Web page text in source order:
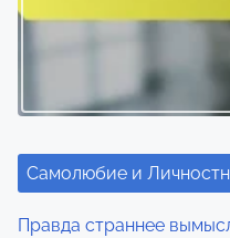
Самолюбие и
Правда страннее